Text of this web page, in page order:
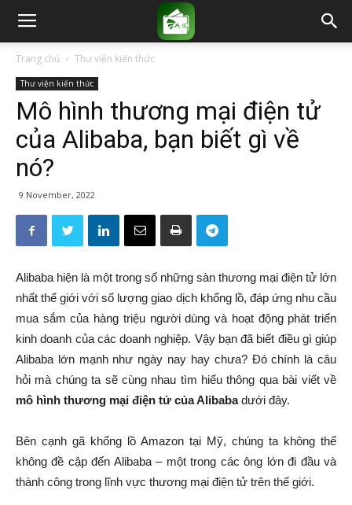
Trang chủ Thư viện kiến thức
Thư viện kiến thức
Mô hình thương mại điện tử
của Alibaba, bạn biết gì về
nó?
9 November, 2022
Alibaba hiện là một trong số những sàn thương mại điện tử lớn
nhất thế giới với số lượng giao dịch khổng lồ, đáp ứng nhu cầu
mua sắm của hàng triệu người dùng và hoạt động phát triển
kinh doanh của các doanh nghiệp. Vậy bạn đã biết điều gì giúp
Alibaba lớn mạnh như ngày nay hay chưa? Đó chính là câu
hỏi mà chúng ta sẽ cùng nhau tìm hiểu thông qua bài viết về
mô hình thương mại điện tử của Alibabadưới đây.
Bên cạnh gã khổng lồ Amazon tại Mỹ, chúng ta không thể
không đề cập đến Alibaba – một trong các ông lớn đi đầu và
thành công trong lĩnh vực thương mại điện tử trên thế giới.